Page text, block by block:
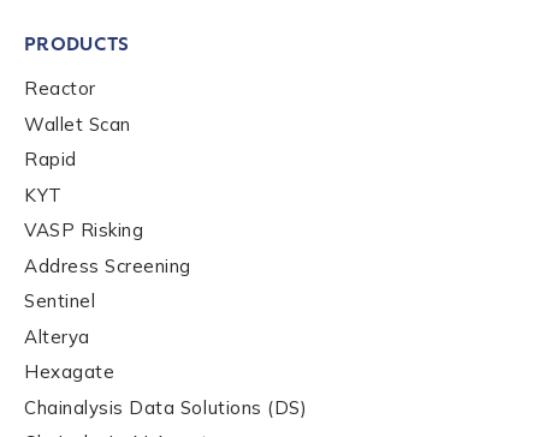
Contact us
*
First Name
PRODUCTS
Reactor
Wallet Scan
Rapid
KYT
VASP Risking
Address Screening
Sentinel
Alterya
Hexagate
Chainalysis Data Solutions (DS)